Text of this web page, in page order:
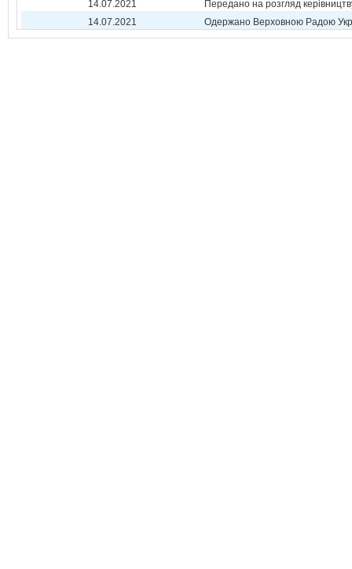
14.07.2021
Передано на розгляд
14.07.2021
Одержано Верховною Радою